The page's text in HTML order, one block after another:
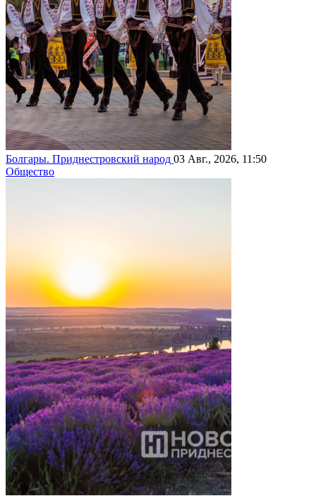
Болгары. Приднестровский народ 03 Авг., 2026, 11:50
Общество